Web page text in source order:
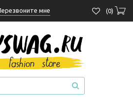
мне (0)